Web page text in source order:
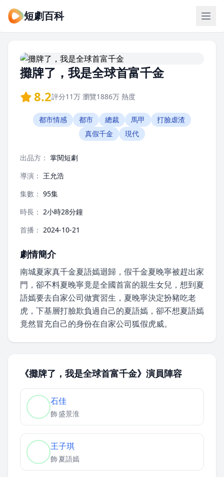
短劇百科
攤牌了，我是全球首富千金
8.2評分11万 瀏覽1886万 熱度
都市情感 都市 總裁 馬甲
打臉虐渣
真假千金
現代
出品方： 掌閱短劇
導演： 王允浩
集數： 95集
時長： 2小時28分鐘
首播： 2024-10-21
劇情簡介
南城夏家真千金夏語嫣迴歸，假千金夏晚寧被趕出家
門，卻不料夏晚寧竟是全國首富的親生女兒，想到夏
語嫣要去自家公司做實習生，夏晚寧決定扮豬吃老
虎，下基層打臉欺負過自己的夏語嫣，卻不想夏語嫣
竟然冒充自己的身份在自家公司狐假虎威。
《攤牌了，我是全球首富千金》演員陣容
石佳
飾盛景淮
王子琪
飾夏語嫣